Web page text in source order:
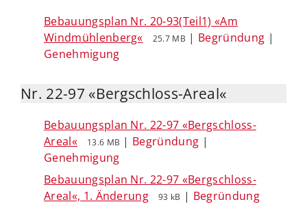
Bebauungsplan Nr. 20-93(Teil1) «Am
Windmühlenberg«
25.7 MB | Begründung |
Genehmigung
Nr. 22-97 «Bergschloss-Areal«
Bebauungsplan Nr. 22-97 «Bergschloss-
Areal«
13.6 MB | Begründung |
Genehmigung
Bebauungsplan Nr. 22-97 «Bergschloss-
Areal«, 1. Änderung
93 kB | Begründung